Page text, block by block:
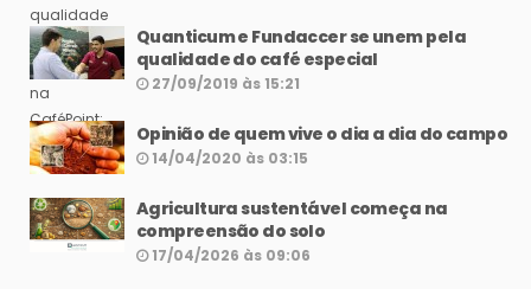
Quanticum e Fundaccer se unem pela
qualidade do café especial
27/09/2019 às 15:21
Opinião de quem vive o dia a dia do campo
14/04/2020 às 03:15
Agricultura sustentável começa na
compreensão do solo
17/04/2026 às 09:06